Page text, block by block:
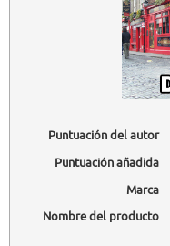
Puntuación del autor
Puntuación añadida
Marca
Nombre del producto